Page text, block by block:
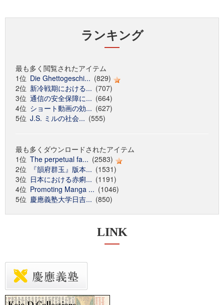
ランキング
最も多く閲覧されたアイテム
1位 Die Ghettogeschi... (829)
2位 新冷戦期における... (707)
3位 通信の安全保障に... (664)
4位 ショート動画の効... (627)
5位 J.S. ミルの社会... (555)
最も多くダウンロードされたアイテム
1位 The perpetual fa... (2583)
2位
『韻府群玉』版本... (1531)
3位 日本における赤痢... (1191)
4位 Promoting Manga ... (1046)
5位 慶應義塾大学日吉... (850)
LINK